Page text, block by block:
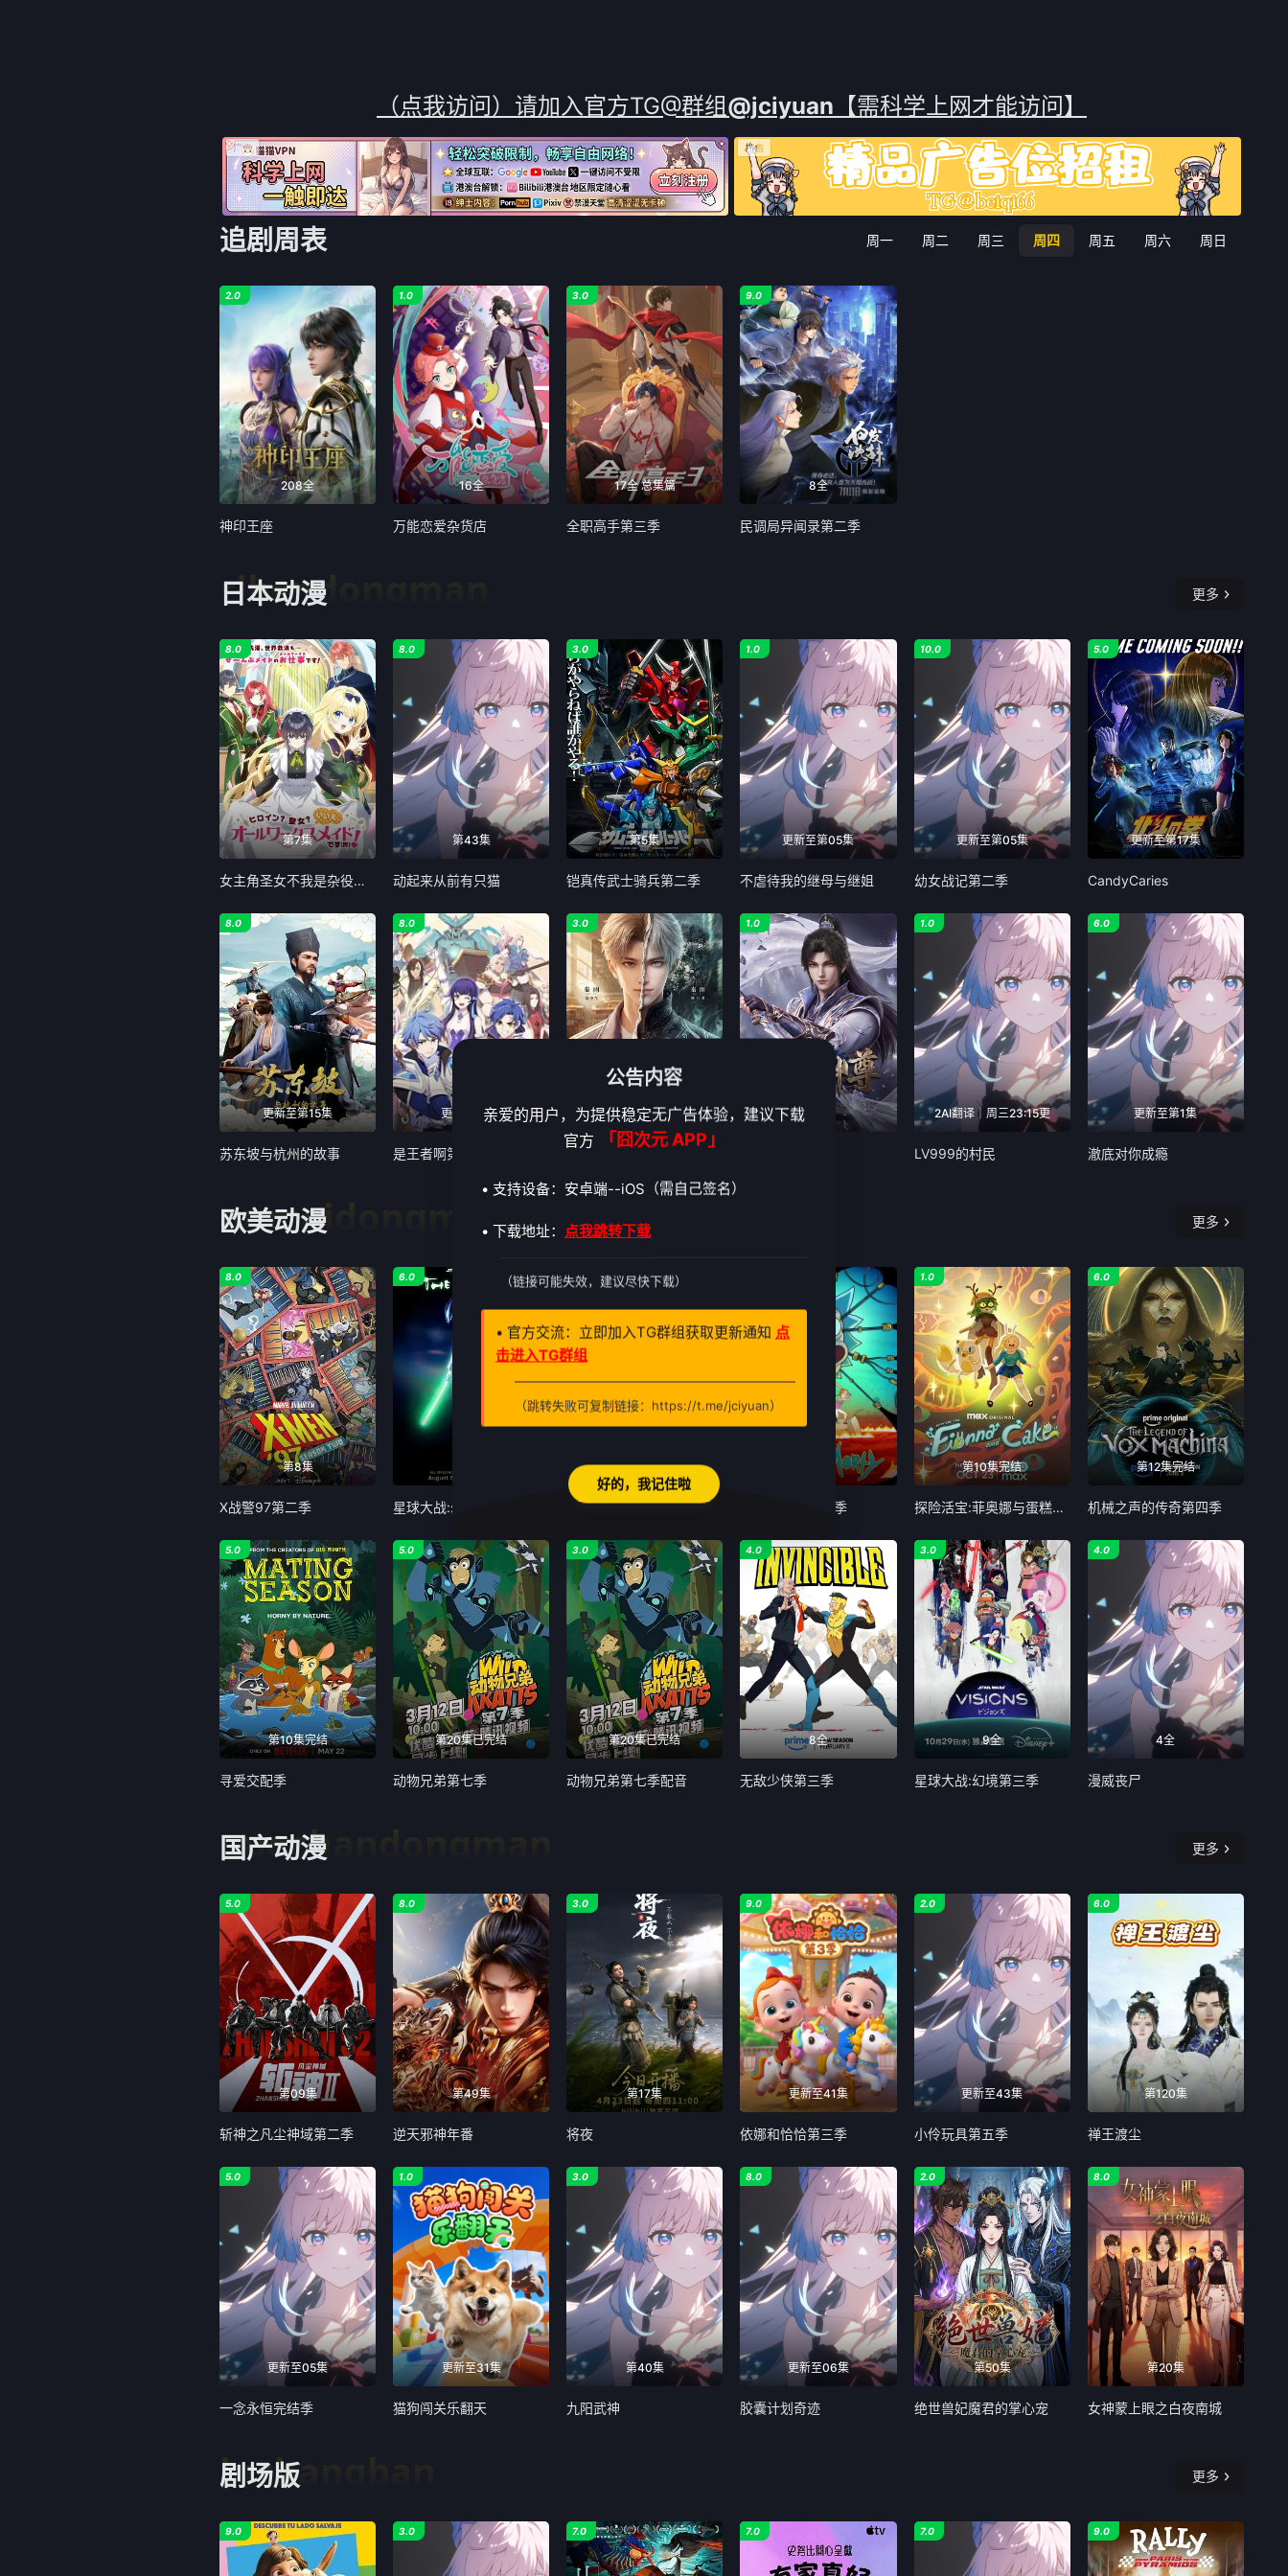
艾冉的弟子、战士──修塔尔
克结伴同行，一同朝向魂魄
安眠之地《奥雷欧尔》前
进。旅程中，与形形色色的
人们相遇交流，并与狡诈的
魔族与魔物展开战斗。有时
有时激烈动荡，有时直击心
（点我访问）请加入官方TG@群组@jciyuan 【需科学上网才能访问】
追剧周表 周一 周二 周三 周四 周五 周六 周日
208全
2.0
神印王座
16全
1.0
万能恋爱杂货店
17全 总集篇
3.0
全职高手第三季
8全
9.0
民调局异闻录第二季
日本动漫
ribendongman 更多
第7集
8.0
女主角圣女不我是杂役女仆自豪
第43集
8.0
动起来从前有只猫
第5集
3.0
铠真传武士骑兵第二季
更新至第05集
1.0
不虐待我的继母与继姐
更新至第05集
10.0
幼女战记第二季
更新至第17集
5.0
CandyCaries
更新至第15集
8.0
苏东坡与杭州的故事
更新至04集
8.0
是王者啊第六季
更新至第05集
3.0
东大高武学院
第6集
1.0
2AI翻译｜周三23:15更
1.0
LV999的村民
更新至第1集
6.0
澈底对你成瘾
欧美动漫
oumeidongman 更多
第8集
8.0
X战警97第二季
6.0
每周一更新·更新至2集
4.0
柯蒂斯总统 瑞克和莫蒂第九季
第10集完结
1.0
探险活宝:菲奥娜与蛋糕第二季
第12集完结
6.0
机械之声的传奇第四季
第10集完结
5.0
寻爱交配季
第20集已完结
5.0
动物兄弟第七季
第20集已完结
3.0
动物兄弟第七季配音
8全
4.0
无敌少侠第三季
9全
3.0
星球大战:幻境第三季
4全
4.0
漫威丧尸
国产动漫
guochandongman 更多
第09集
5.0
斩神之凡尘神域第二季
第49集
8.0
逆天邪神年番
第17集
3.0
将夜
更新至41集
9.0
依娜和恰恰第三季
更新至43集
2.0
小伶玩具第五季
第120集
6.0
禅王渡尘
更新至05集
5.0
一念永恒完结季
更新至31集
1.0
猫狗闯关乐翻天
第40集
3.0
九阳武神
更新至06集
8.0
胶囊计划奇迹
第50集
2.0
绝世兽妃魔君的掌心宠
第20集
8.0
女神蒙上眼之白夜南城
剧场版
juchangban 更多
9.0 3.0 7.0 7.0 7.0 9.0
公告内容
亲爱的用户，为提供稳定无广告体验，建议下载
官方
「囧次元 APP」
• 支持设备：安卓端--iOS（需自己签名）
• 下载地址： 点我跳转下载
（链接可能失效，建议尽快下载）
• 官方交流：立即加入TG群组获取更新通知 点
击进入TG群组
（跳转失败可复制链接：https://t.me/jciyuan）
好的，我记住啦